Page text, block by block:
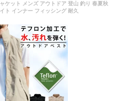
ケット メンズ アウトドア 登山 釣り 春夏秋
ト インナー フィッシング 耐久